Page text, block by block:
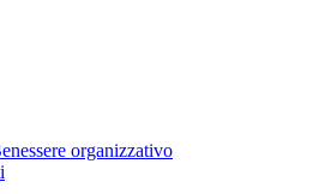
organizzativo